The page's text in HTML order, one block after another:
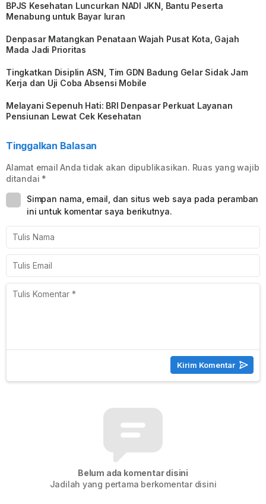
BPJS Kesehatan Luncurkan NADI JKN, Bantu Peserta
Menabung untuk Bayar Iuran
Denpasar Matangkan Penataan Wajah Pusat Kota, Gajah
Mada Jadi Prioritas
Tingkatkan Disiplin ASN, Tim GDN Badung Gelar Sidak Jam
Kerja dan Uji Coba Absensi Mobile
Melayani Sepenuh Hati: BRI Denpasar Perkuat Layanan
Pensiunan Lewat Cek Kesehatan
Tinggalkan Balasan
Alamat email Anda tidak akan dipublikasikan. Ruas yang wajib
ditandai *
Simpan nama, email, dan situs web saya pada peramban
ini untuk komentar saya berikutnya.
Belum ada komentar disini
Jadilah yang pertama berkomentar disini